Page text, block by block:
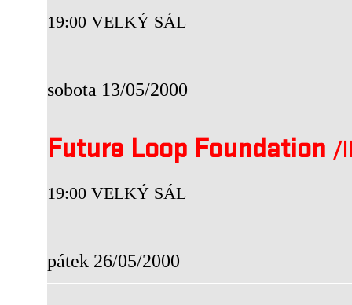
19:00 VELKÝ SÁL
sobota 13/05/2000
Future Loop Foundation /
19:00 VELKÝ SÁL
pátek 26/05/2000